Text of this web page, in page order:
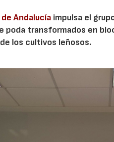
Andalucía impulsa el
transformados en
los cultivos leñosos.